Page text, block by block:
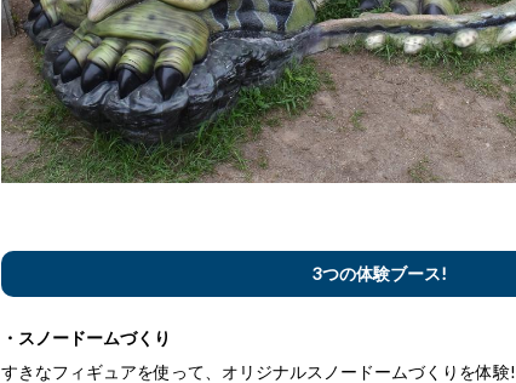
3つの体験ブース!
・スノードームづくり
すきなフィギュアを使って、オリジナルスノードームづくりを体験!